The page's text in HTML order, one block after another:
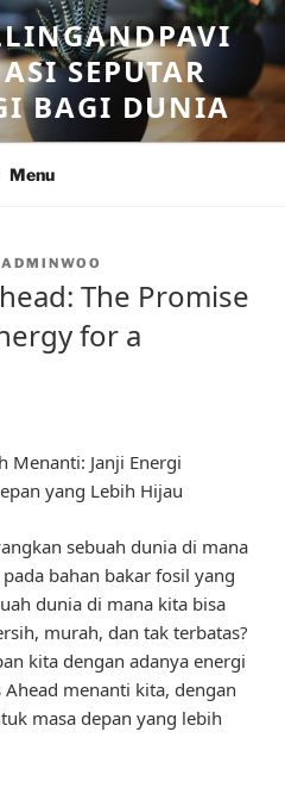
SEPUTAR
BAGI DUNIA
Menu
ADMINWOO
The Promise
for a
Menanti: Janji Energi
yang Lebih Hijau
sebuah dunia di mana
bahan bakar fosil yang
dunia di mana kita bisa
murah, dan tak terbatas?
kita dengan adanya energi
menanti kita, dengan
masa depan yang lebih